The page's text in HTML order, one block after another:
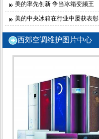
美的率先创新 争当冰箱变频王
美的中央冰箱在行业中屡获表彰
西郊空调维护图片中心